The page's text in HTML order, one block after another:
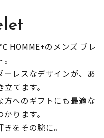
HOMME+のメンズ ブレ
ーレスなデザインが、あ
てます。
方へのギフトにも最適な
ります。
をその腕に。
え